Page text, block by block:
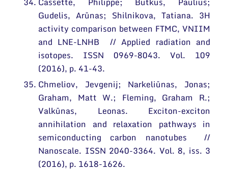
Gudelis, Arūnas; Shilnikova, Tatiana. 3H
activity comparison between FTMC, VNIIM
and LNE-LNHB // Applied radiation and
isotopes. ISSN 0969-8043. Vol. 109
(2016), p. 41-43.
Chmeliov, Jevgenij; Narkeliūnas, Jonas;
Graham, Matt W.; Fleming, Graham R.;
Valkūnas, Leonas. Exciton-exciton
annihilation and relaxation pathways in
semiconducting carbon nanotubes //
Nanoscale. ISSN 2040-3364. Vol. 8, iss. 3
(2016), p. 1618-1626.